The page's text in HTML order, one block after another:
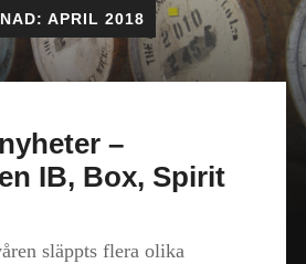
APRIL 2018
–
IB, Box, Spirit
släppts flera olika